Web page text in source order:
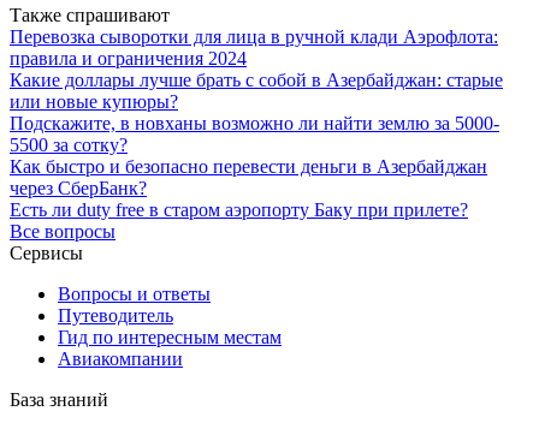
Также спрашивают
Перевозка сыворотки для лица в ручной клади Аэрофлота:
правила и ограничения 2024
Какие доллары лучше брать с собой в Азербайджан: старые
или новые купюры?
Подскажите, в новханы возможно ли найти землю за 5000-
5500 за сотку?
Как быстро и безопасно перевести деньги в Азербайджан
через СберБанк?
Есть ли duty free в старом аэропорту Баку при прилете?
Все вопросы
Сервисы
Вопросы и ответы
Путеводитель
Гид по интересным местам
Авиакомпании
База знаний